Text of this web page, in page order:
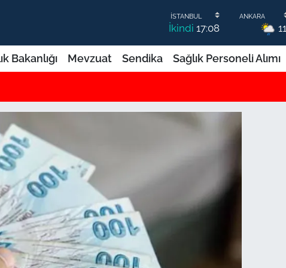
İkindi 17:08 11
Bakanlığı Mevzuat Sendika Sağlık Personeli Alımı